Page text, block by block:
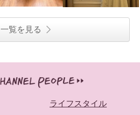
一覧を見る
ライフスタイル